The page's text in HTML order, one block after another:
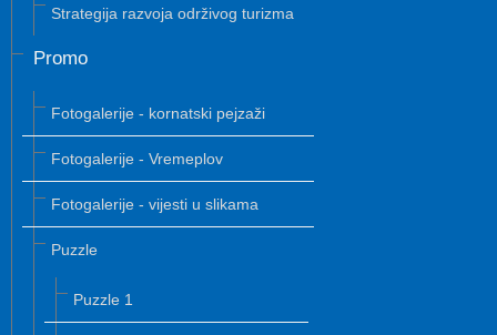
Strategija razvoja održivog turizma
Promo
Fotogalerije - kornatski pejzaži
Fotogalerije - Vremeplov
Fotogalerije - vijesti u slikama
Puzzle
Puzzle 1